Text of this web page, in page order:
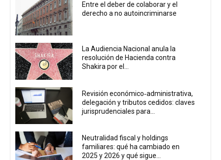
Entre el deber de colaborar y el
derecho a no autoincriminarse
La Audiencia Nacional anula la
resolución de Hacienda contra
Shakira por el...
Revisión económico‑administrativa,
delegación y tributos cedidos: claves
jurisprudenciales para...
Neutralidad fiscal y holdings
familiares: qué ha cambiado en
2025 y 2026 y qué sigue...